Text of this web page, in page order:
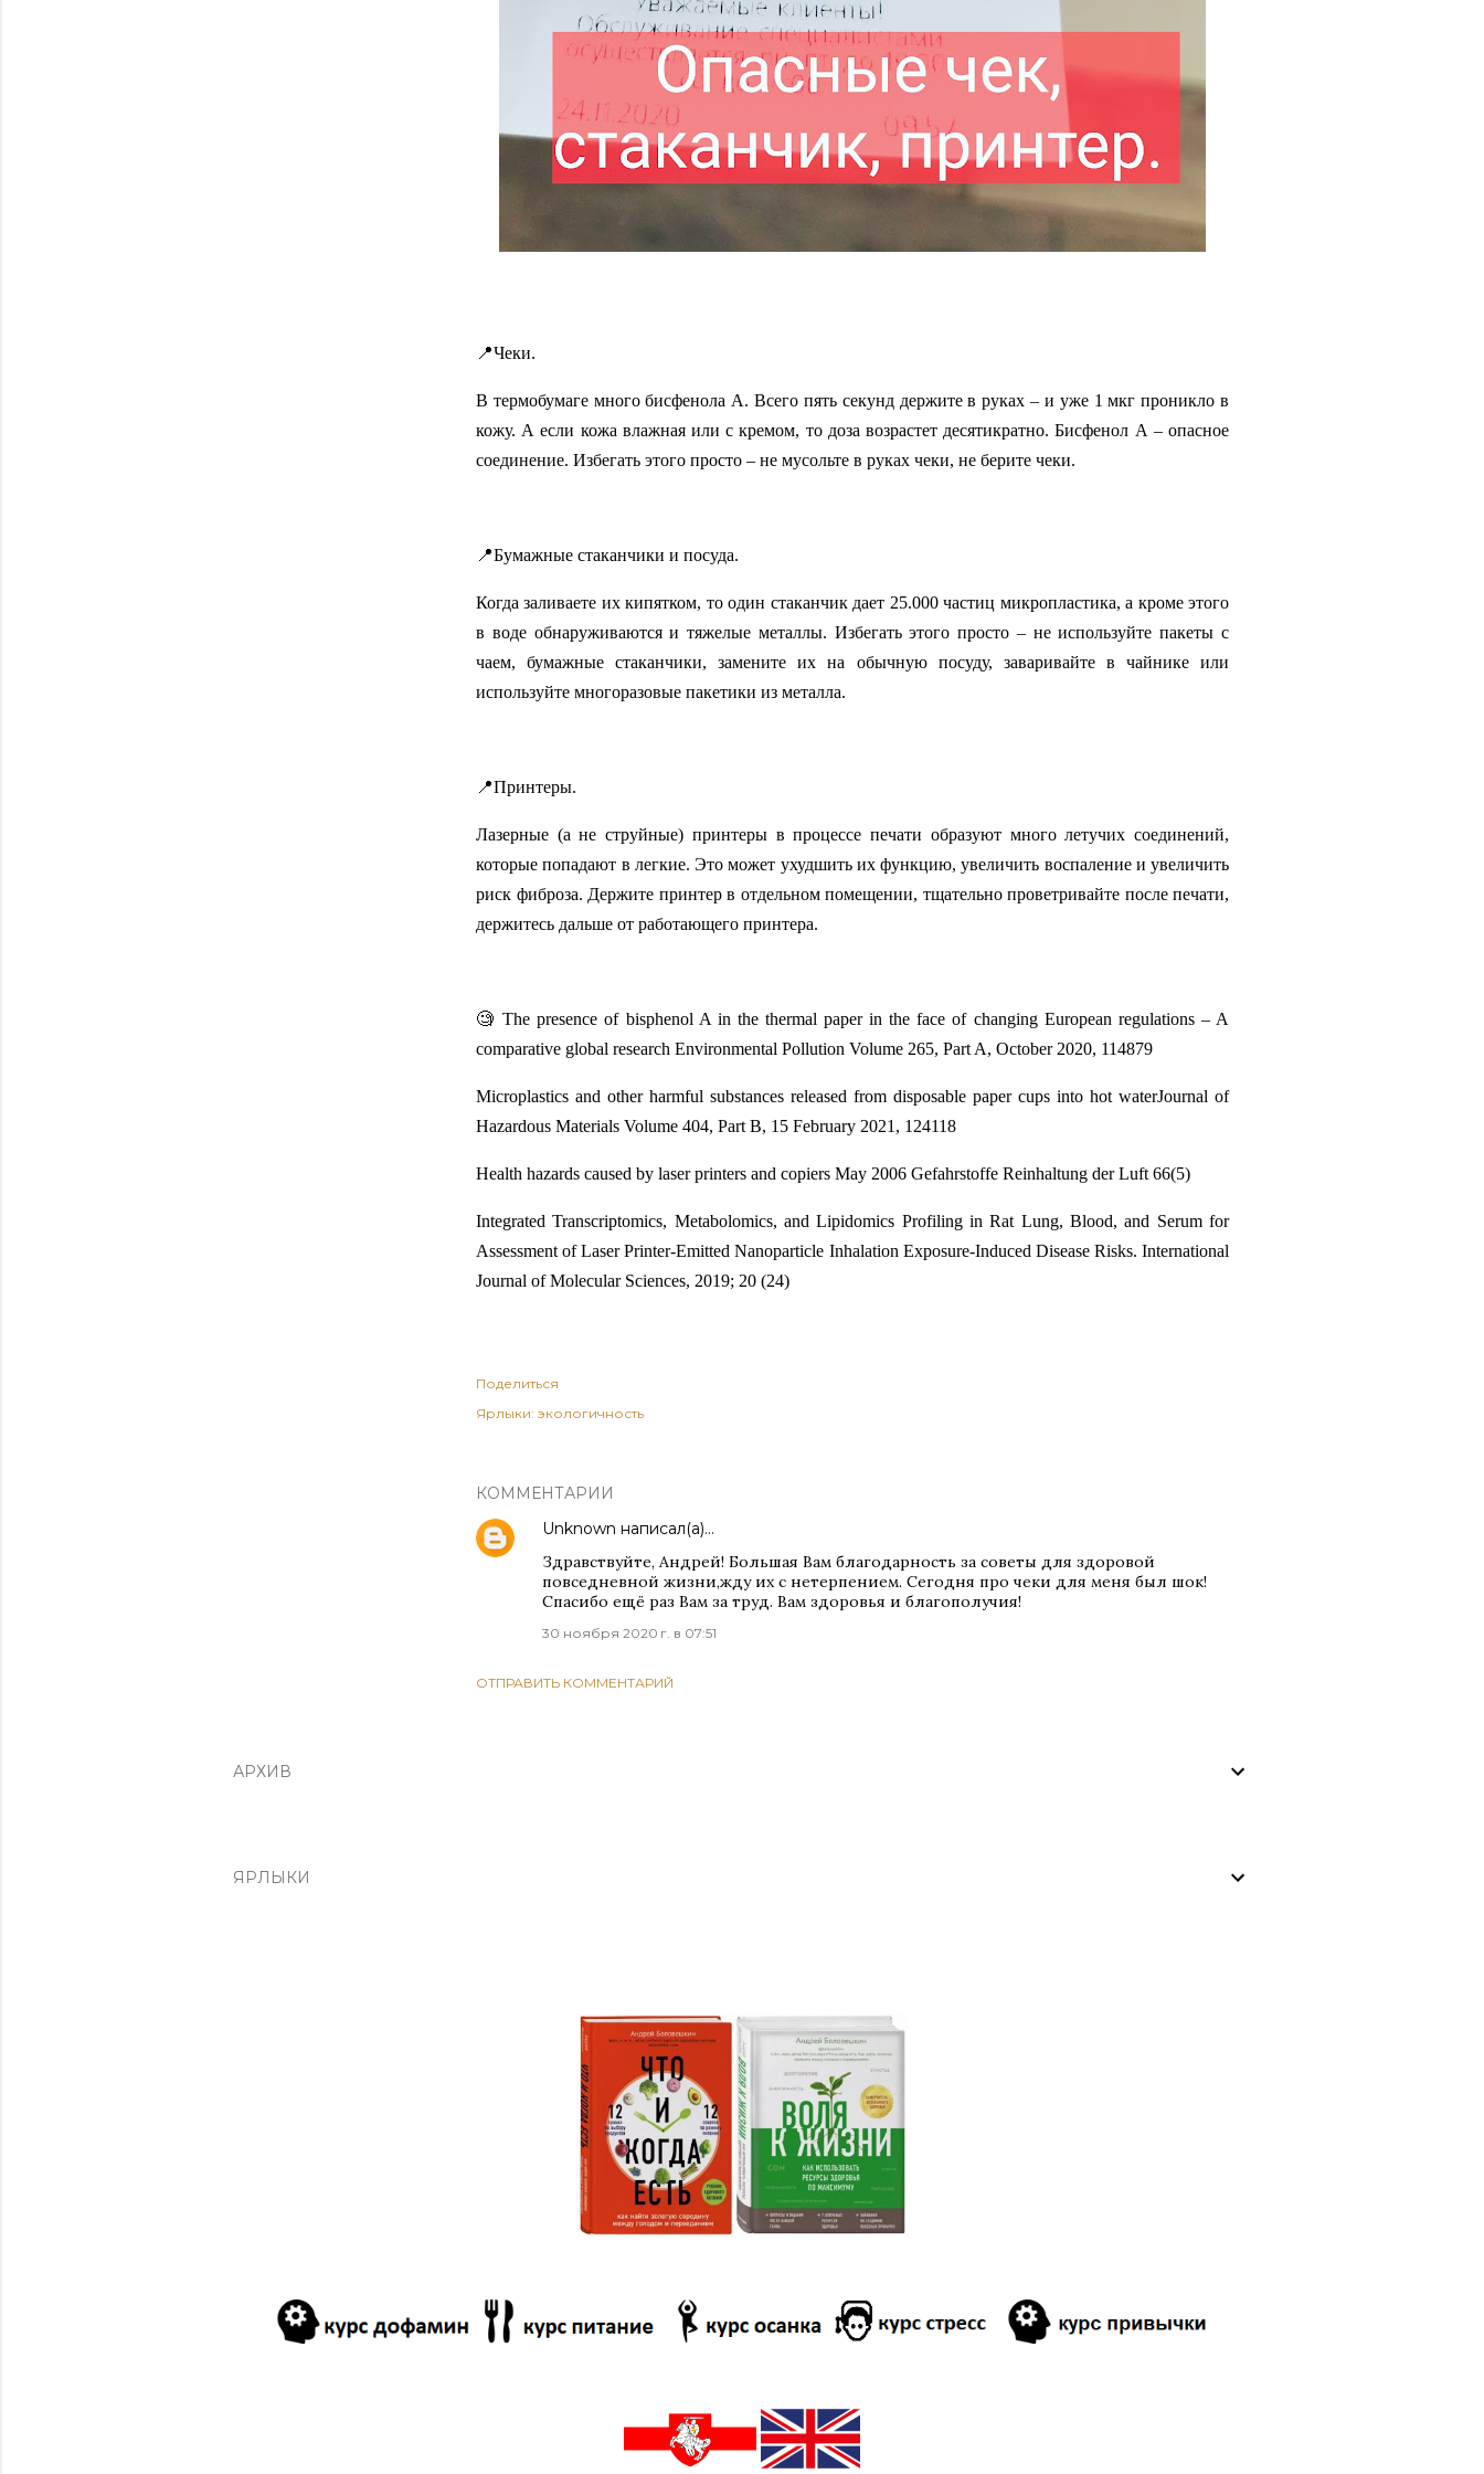
📍Чеки.
В термобумаге много бисфенола А. Всего пять секунд держите в руках – и уже 1 мкг проникло в
кожу. А если кожа влажная или с кремом, то доза возрастет десятикратно. Бисфенол А – опасное
соединение. Избегать этого просто – не мусольте в руках чеки, не берите чеки.
📍Бумажные стаканчики и посуда.
Когда заливаете их кипятком, то один стаканчик дает 25.000 частиц микропластика, а кроме этого
в воде обнаруживаются и тяжелые металлы. Избегать этого просто – не используйте пакеты с
чаем, бумажные стаканчики, замените их на обычную посуду, заваривайте в чайнике или
используйте многоразовые пакетики из металла.
📍Принтеры.
Лазерные (а не струйные) принтеры в процессе печати образуют много летучих соединений,
которые попадают в легкие. Это может ухудшить их функцию, увеличить воспаление и увеличить
риск фиброза. Держите принтер в отдельном помещении, тщательно проветривайте после печати,
держитесь дальше от работающего принтера.
🧐 The presence of bisphenol A in the thermal paper in the face of changing European regulations – A
comparative global research Environmental Pollution Volume 265, Part A, October 2020, 114879
Microplastics and other harmful substances released from disposable paper cups into hot waterJournal of
Hazardous Materials Volume 404, Part B, 15 February 2021, 124118
Health hazards caused by laser printers and copiers May 2006 Gefahrstoffe Reinhaltung der Luft 66(5)
Integrated Transcriptomics, Metabolomics, and Lipidomics Profiling in Rat Lung, Blood, and Serum for
Assessment of Laser Printer-Emitted Nanoparticle Inhalation Exposure-Induced Disease Risks. International
Journal of Molecular Sciences, 2019; 20 (24)
Поделиться
Ярлыки: экологичность
КОММЕНТАРИИ
Unknown написал(а)…
Здравствуйте, Андрей! Большая Вам благодарность за советы для здоровой
повседневной жизни,жду их с нетерпением. Сегодня про чеки для меня был шок!
Спасибо ещё раз Вам за труд. Вам здоровья и благополучия!
30 ноября 2020 г. в 07:51
ОТПРАВИТЬ КОММЕНТАРИЙ
АРХИВ
ЯРЛЫКИ